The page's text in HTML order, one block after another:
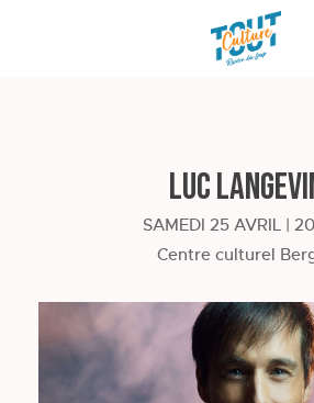
Luc
SAMEDI 25 AVRIL |
Centre culturel